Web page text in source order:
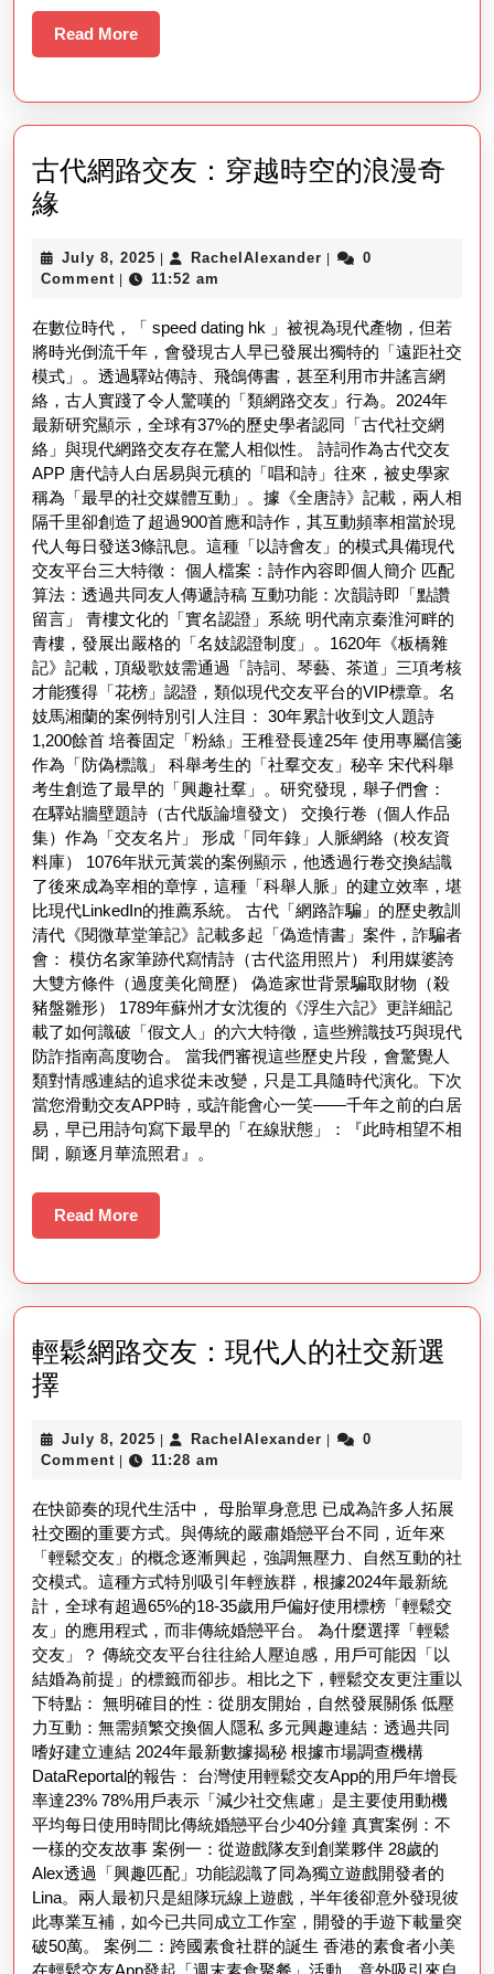
Read MoreRead
More
古代網路交友：穿越時空的浪漫奇
緣
網
交
友：
穿
越
時
空
的
浪
漫
奇
緣
July 8, 2025 July
8,
RachelAlexander RachelAlexander
0
Comment
11:52 am
在數位時代，「 speed dating hk 」被視為現代產物，但若
將時光倒流千年，會發現古人早已發展出獨特的「遠距社交
模式」。透過驛站傳詩、飛鴿傳書，甚至利用市井謠言網
絡，古人實踐了令人驚嘆的「類網路交友」行為。2024年
最新研究顯示，全球有37%的歷史學者認同「古代社交網
絡」與現代網路交友存在驚人相似性。 詩詞作為古代交友
APP 唐代詩人白居易與元稹的「唱和詩」往來，被史學家
稱為「最早的社交媒體互動」。據《全唐詩》記載，兩人相
隔千里卻創造了超過900首應和詩作，其互動頻率相當於現
代人每日發送3條訊息。這種「以詩會友」的模式具備現代
交友平台三大特徵： 個人檔案：詩作內容即個人簡介 匹配
算法：透過共同友人傳遞詩稿 互動功能：次韻詩即「點讚
留言」 青樓文化的「實名認證」系統 明代南京秦淮河畔的
青樓，發展出嚴格的「名妓認證制度」。1620年《板橋雜
記》記載，頂級歌妓需通過「詩詞、琴藝、茶道」三項考核
才能獲得「花榜」認證，類似現代交友平台的VIP標章。名
妓馬湘蘭的案例特別引人注目： 30年累計收到文人題詩
1,200餘首 培養固定「粉絲」王稚登長達25年 使用專屬信箋
作為「防偽標識」 科舉考生的「社羣交友」秘辛 宋代科舉
考生創造了最早的「興趣社羣」。研究發現，舉子們會：
在驛站牆壁題詩（古代版論壇發文） 交換行卷（個人作品
集）作為「交友名片」 形成「同年錄」人脈網絡（校友資
料庫） 1076年狀元黃裳的案例顯示，他透過行卷交換結識
了後來成為宰相的章惇，這種「科舉人脈」的建立效率，堪
比現代LinkedIn的推薦系統。 古代「網路詐騙」的歷史教訓
清代《閱微草堂筆記》記載多起「偽造情書」案件，詐騙者
會： 模仿名家筆跡代寫情詩（古代盜用照片） 利用媒婆誇
大雙方條件（過度美化簡歷） 偽造家世背景騙取財物（殺
豬盤雛形） 1789年蘇州才女沈復的《浮生六記》更詳細記
載了如何識破「假文人」的六大特徵，這些辨識技巧與現代
防詐指南高度吻合。 當我們審視這些歷史片段，會驚覺人
類對情感連結的追求從未改變，只是工具隨時代演化。下次
當您滑動交友APP時，或許能會心一笑——千年之前的白居
易，早已用詩句寫下最早的「在線狀態」：『此時相望不相
聞，願逐月華流照君』。
Read MoreRead
More
輕鬆網路交友：現代人的社交新選
擇
網
交
友：
現
代
人
的
社
交
新
選
擇
July 8, 2025 July
8,
RachelAlexander RachelAlexander
0
Comment
11:28 am
在快節奏的現代生活中， 母胎單身意思 已成為許多人拓展
社交圈的重要方式。與傳統的嚴肅婚戀平台不同，近年來
「輕鬆交友」的概念逐漸興起，強調無壓力、自然互動的社
交模式。這種方式特別吸引年輕族群，根據2024年最新統
計，全球有超過65%的18-35歲用戶偏好使用標榜「輕鬆交
友」的應用程式，而非傳統婚戀平台。 為什麼選擇「輕鬆
交友」？ 傳統交友平台往往給人壓迫感，用戶可能因「以
結婚為前提」的標籤而卻步。相比之下，輕鬆交友更注重以
下特點： 無明確目的性：從朋友開始，自然發展關係 低壓
力互動：無需頻繁交換個人隱私 多元興趣連結：透過共同
嗜好建立連結 2024年最新數據揭秘 根據市場調查機構
DataReportal的報告： 台灣使用輕鬆交友App的用戶年增長
率達23% 78%用戶表示「減少社交焦慮」是主要使用動機
平均每日使用時間比傳統婚戀平台少40分鐘 真實案例：不
一樣的交友故事 案例一：從遊戲隊友到創業夥伴 28歲的
Alex透過「興趣匹配」功能認識了同為獨立遊戲開發者的
Lina。兩人最初只是組隊玩線上遊戲，半年後卻意外發現彼
此專業互補，如今已共同成立工作室，開發的手遊下載量突
破50萬。 案例二：跨國素食社群的誕生 香港的素食者小美
在輕鬆交友App發起「週末素食聚餐」活動，意外吸引來自